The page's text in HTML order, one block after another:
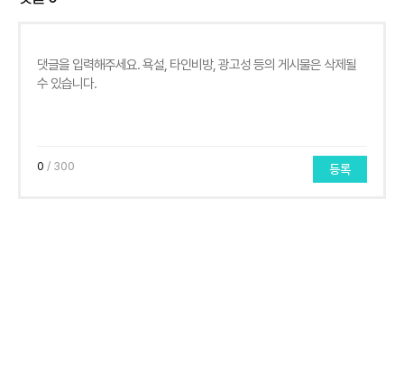
0 / 300 등록